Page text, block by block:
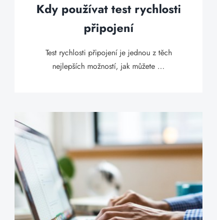
Kdy používat test rychlosti
připojení
Test rychlosti připojení je jednou z těch
nejlepších možností, jak můžete ...